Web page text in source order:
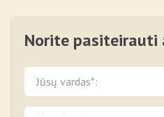
Norite pasiteirauti